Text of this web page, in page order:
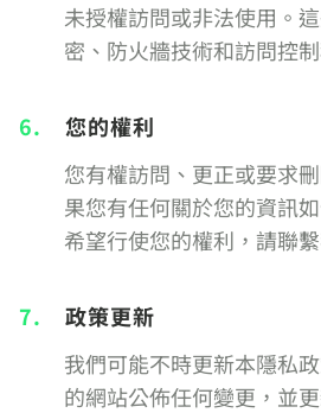
未授權訪問或非法使用。
密、防火牆技術和訪問控制
6.
您的權利
您有權訪問、更正或要求
果您有任何關於您的資訊
希望行使您的權利，請聯繫
7.
政策更新
我們可能不時更新本隱私
的網站公佈任何變更，並